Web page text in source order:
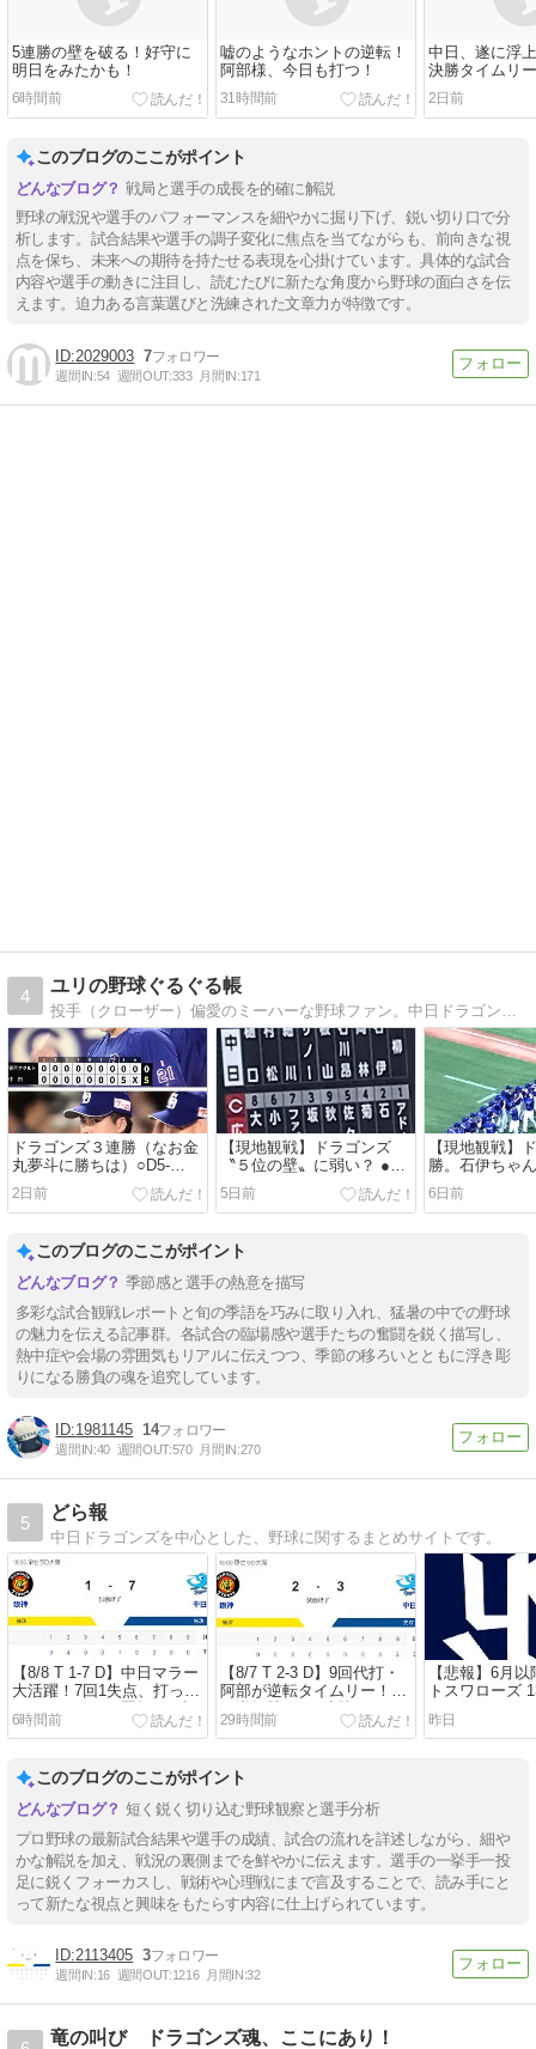
5連勝の壁を破る！好守に
明日をみたかも！
6時間前
嘘のようなホントの逆転！
阿部様、今日も打つ！
31時間前
中日、遂に浮
決勝タイムリ
2日前
このブログのここがポイント
戦局と選手の成長を的確に解説
野球の戦況や選手のパフォーマンスを細やかに掘り下げ、鋭い切り口で分
析します。試合結果や選手の調子変化に焦点を当てながらも、前向きな視
点を保ち、未来への期待を持たせる表現を心掛けています。具体的な試合
内容や選手の動きに注目し、読むたびに新たな角度から野球の面白さを伝
えます。迫力ある言葉選びと洗練された文章力が特徴です。
2029003 7
週間IN:54 週間OUT:333 月間IN:171
4
ユリの野球ぐるぐる帳
ドラゴンズ３連勝（なお金
丸夢斗に勝ちは）○D5-
0YS（8/6）
2日前
【現地観戦】ドラゴンズ
〝５位の壁〟に弱い？ ●
C4-3D（8/2）
5日前
【現地観戦】
勝。石伊ちゃ
C1-7D）8/1）
6日前
このブログのここがポイント
季節感と選手の熱意を描写
多彩な試合観戦レポートと旬の季語を巧みに取り入れ、猛暑の中での野球
の魅力を伝える記事群。各試合の臨場感や選手たちの奮闘を鋭く描写し、
熱中症や会場の雰囲気もリアルに伝えつつ、季節の移ろいとともに浮き彫
りになる勝負の魂を追究しています。
1981145 14
週間IN:40 週間OUT:570 月間IN:270
5
どら報
中日ドラゴンズを中心とした、野球に関するまとめサイトです。
【8/8 T 1-7 D】中日マラー
大活躍！7回1失点、打って
はタイムリー三塁打で5連
勝！！
6時間前
【8/7 T 2-3 D】9回代打・
阿部が逆転タイムリー！中
日逆転勝ちで4連勝！！
29時間前
【悲報】6月
トスワローズ
昨日
このブログのここがポイント
短く鋭く切り込む野球観察と選手分析
プロ野球の最新試合結果や選手の成績、試合の流れを詳述しながら、細や
かな解説を加え、戦況の裏側までを鮮やかに伝えます。選手の一挙手一投
足に鋭くフォーカスし、戦術や心理戦にまで言及することで、読み手にと
って新たな視点と興味をもたらす内容に仕上げられています。
2113405 3
週間IN:16 週間OUT:1216 月間IN:32
竜の叫び ドラゴンズ魂、ここにあり！